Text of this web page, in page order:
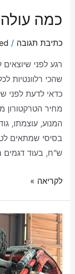
כמה
כתיבת תגובה /
רגע לפני
שהכי רלוונטיות
כדאי לדעת לפני
מחיר
המנוע, עוצמתו,
ש"ח, בעוד
לקריאה »